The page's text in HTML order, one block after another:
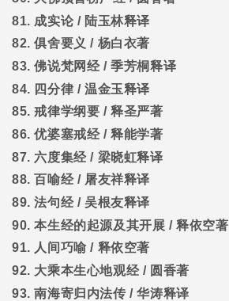
81. 成实论/ 陆玉林释译
82.俱舍要义 / 杨白衣著
83.佛说梵网经/季芳桐释译
84. 四分律 /温金玉释译
85.戒律学纲要 /释圣严著
86.优婆塞戒经/释能学著
87. 六度集经/ 梁晓虹释译
88.百喻经/ 屠友祥释译
89.法句经/吴根友释译
90.本生经的起源及其开展 /释依空著
91. 人间巧喻 / 释依空著
92. 大乘本生心地观经/ 圆香著
93.南海寄归内法传 /华涛释译